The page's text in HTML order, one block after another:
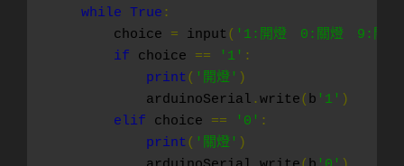
while True :
        choice
= input ( '1:開燈　0:關燈　9:關
if choice == '1' :
print( '開燈' )
            arduinoSerial
. write( b '1' )
elif choice == '0' :
print( '關燈' )